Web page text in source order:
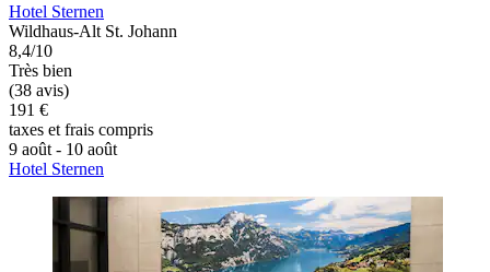
Hotel Sternen
Wildhaus-Alt St. Johann
8,4/10
Très bien
(38 avis)
191 €
taxes et frais compris
9 août - 10 août
Hotel Sternen